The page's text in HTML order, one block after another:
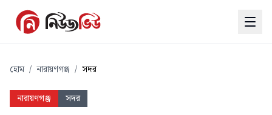
হোম / নারায়ণগঞ্জ / সদর
নারায়ণগঞ্জ সদর